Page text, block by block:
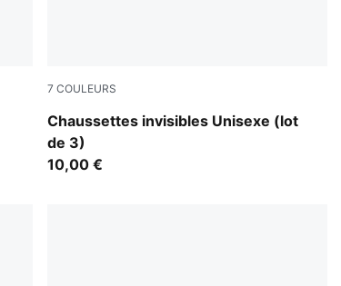
7 COULEURS
Chaussettes invisibles Unisexe (lot
de 3)
white
10,00 €